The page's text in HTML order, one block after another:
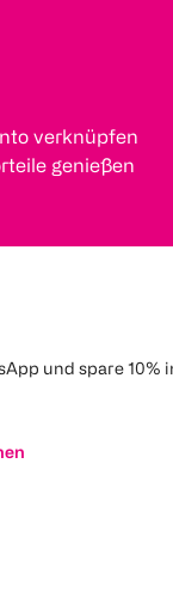
verknüpfen
genießen
und spare 10%